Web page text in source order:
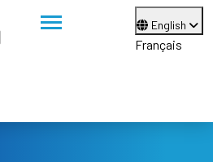
English
Français